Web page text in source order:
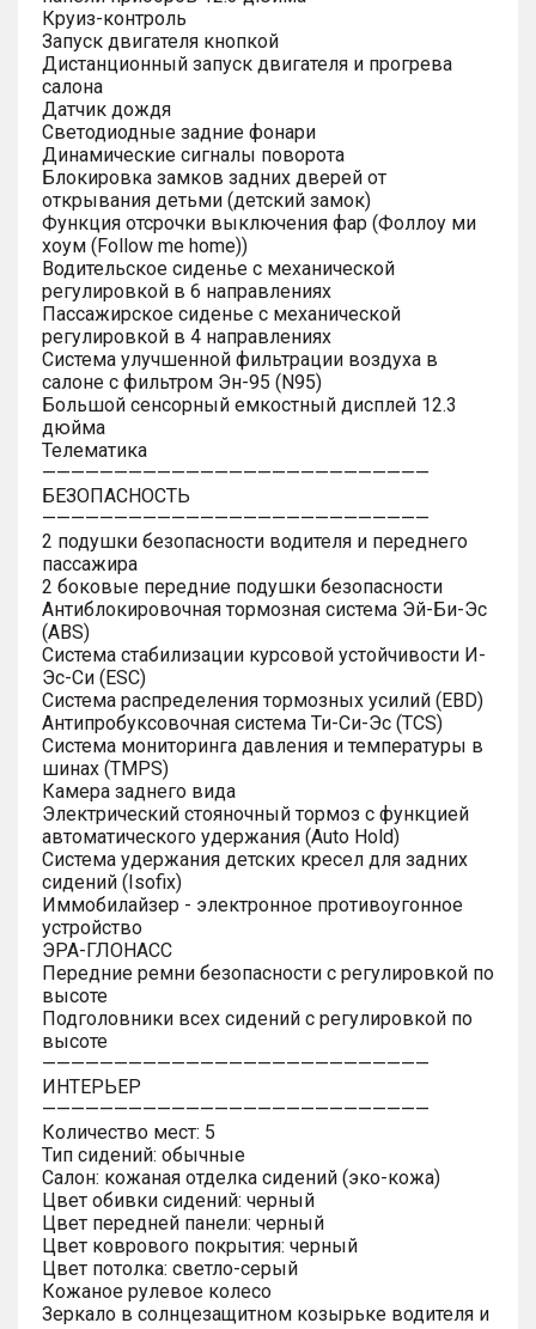
Круиз-контроль
Запуск двигателя кнопкой
Дистанционный запуск двигателя и прогрева
салона
Датчик дождя
Светодиодные задние фонари
Динамические сигналы поворота
Блокировка замков задних дверей от
открывания детьми (детский замок)
Функция отсрочки выключения фар (Фоллоу ми
хоум (Follow me home))
Водительское сиденье с механической
регулировкой в 6 направлениях
Пассажирское сиденье с механической
регулировкой в 4 направлениях
Система улучшенной фильтрации воздуха в
салоне с фильтром Эн-95 (N95)
Большой сенсорный емкостный дисплей 12.3
дюйма
Телематика
———————————————————————————
БЕЗОПАСНОСТЬ
———————————————————————————
2 подушки безопасности водителя и переднего
пассажира
2 боковые передние подушки безопасности
Антиблокировочная тормозная система Эй-Би-Эс
(ABS)
Система стабилизации курсовой устойчивости И-
Эс-Си (ESC)
Система распределения тормозных усилий (EBD)
Антипробуксовочная система Ти-Си-Эс (TCS)
Система мониторинга давления и температуры в
шинах (TMPS)
Камера заднего вида
Электрический стояночный тормоз с функцией
автоматического удержания (Auto Hold)
Система удержания детских кресел для задних
сидений (Isofix)
Иммобилайзер - электронное противоугонное
устройство
ЭРА-ГЛОНАСС
Передние ремни безопасности с регулировкой по
высоте
Подголовники всех сидений с регулировкой по
высоте
———————————————————————————
ИНТЕРЬЕР
———————————————————————————
Количество мест: 5
Тип сидений: обычные
Салон: кожаная отделка сидений (эко-кожа)
Цвет обивки сидений: черный
Цвет передней панели: черный
Цвет коврового покрытия: черный
Цвет потолка: светло-серый
Кожаное рулевое колесо
Зеркало в солнцезащитном козырьке водителя и